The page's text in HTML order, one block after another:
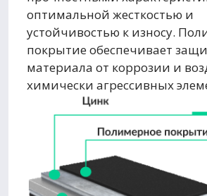
оптимальной жесткостью и
устойчивостью к износу.
покрытие обеспечивает
материала от коррозии и
химически агрессивных